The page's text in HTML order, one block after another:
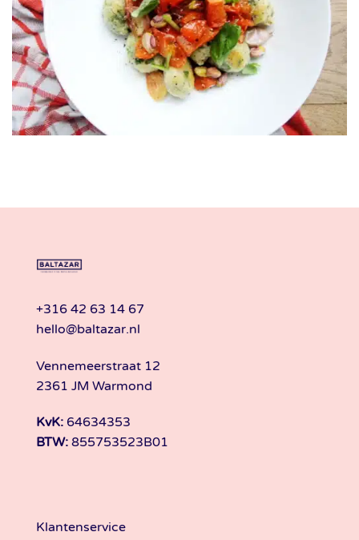
+316 42 63 14 67
hello@baltazar.nl
Vennemeerstraat 12
2361 JM Warmond
KvK: 64634353
BTW: 855753523B01
Klantenservice